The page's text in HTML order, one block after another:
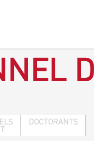
DOCTORANTS